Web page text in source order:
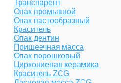
Транспарент
Опак промывной
Опак пастообразный
Краситель
Опак дентин
Пришеечная масса
Опак порошковый
Циркониевая керамика
Краситель ZCG